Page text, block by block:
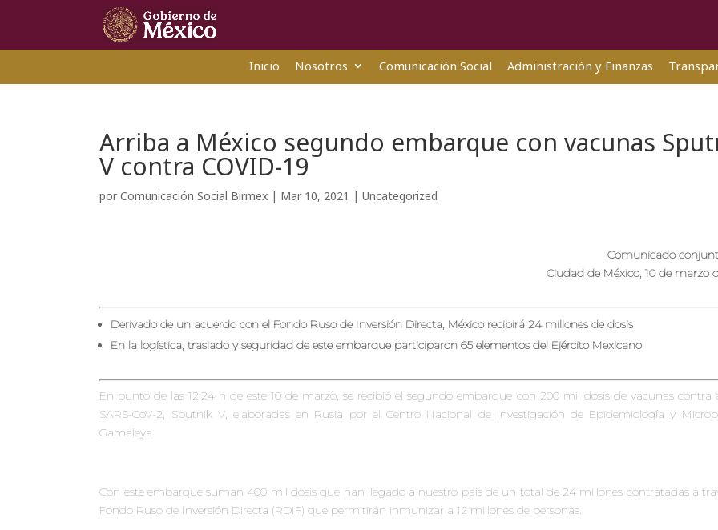
Inicio Nosotros Comunicación Social Administración y Finanzas
Arriba a México segundo embarque con vacunas
V contra COVID-19
porComunicación Social Birmex | Mar 10, 2021 |Uncategorized
Comunicado
Ciudad de México, 10 de marzo
Derivado de un acuerdo con el Fondo Ruso de Inversión Directa, México recibirá 24 millones de dosis
En la logística, traslado y seguridad de este embarque participaron 65 elementos del Ejército Mexicano
En punto de las 12:24 h de este 10 de marzo, se recibió el segundo embarque con 200 mil dosis de vacunas contra
SARS-CoV-2, Sputnik V, elaboradas en Rusia por el Centro Nacional de Investigación de Epidemiología y
Gamaleya.
Con este embarque suman 400 mil dosis que han llegado a nuestro país de un total de 24 millones contratadas a
Fondo Ruso de Inversión Directa (RDIF) que permitirán inmunizar a 12 millones de personas.